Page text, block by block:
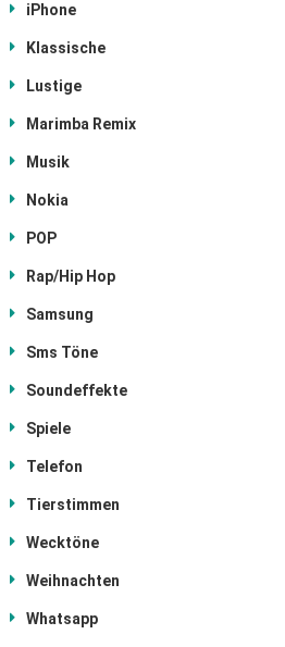
iPhone
Klassische
Lustige
Marimba Remix
Musik
Nokia
POP
Rap/Hip Hop
Samsung
Sms Töne
Soundeffekte
Spiele
Telefon
Tierstimmen
Wecktöne
Weihnachten
Whatsapp